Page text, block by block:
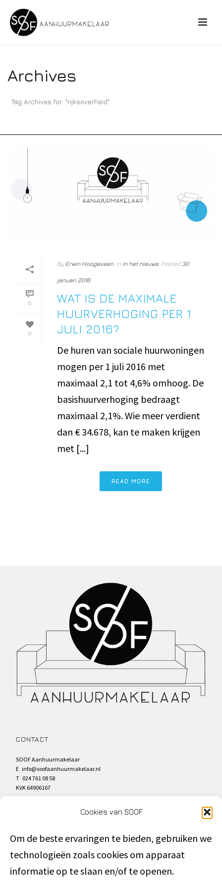
Cookies van SOOF
Om de beste ervaringen te bieden, gebruiken we
technologieën zoals cookies om apparaat
informatie op te slaan en/of te openen.
Archives
Tag Archives for: "rijksoverheid"
0
0
By Erwin Hoogeveen In In het nieuws Posted 30
januari 2016
WAT IS DE MAXIMALE
HUURVERHOGING PER 1
JULI 2016?
De huren van sociale huurwoningen
mogen per 1 juli 2016 met
maximaal 2,1 tot 4,6% omhoog. De
basishuurverhoging bedraagt
maximaal 2,1%. Wie meer verdient
dan € 34.678, kan te maken krijgen
met [...]
READ MORE
CONTACT
SOOF Aanhuurmakelaar
E info@soofaanhuurmakelaar.nl
T 024 761 08 58
KVK 64906167
DIRECT NAAR